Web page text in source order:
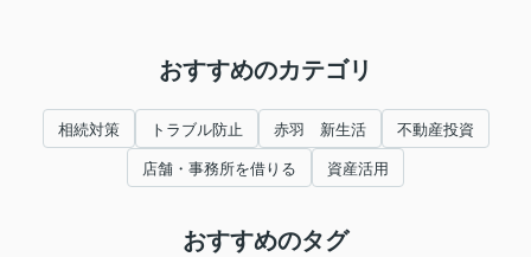
おすすめのカテゴリ
相続対策 トラブル防止 赤羽 新生活 不動産投資
店舗・事務所を借りる 資産活用
おすすめのタグ